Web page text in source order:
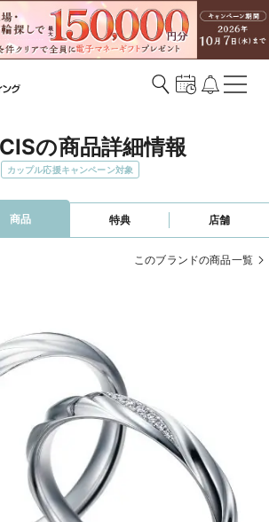
の商品詳細情報
カップル応援キャンペーン対象
商品 特典 店舗
このブランドの商品一覧